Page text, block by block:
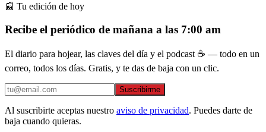
📰 Tu edición de hoy
Recibe el periódico de mañana a las 7:00 am
El diario para hojear, las claves del día y el podcast ☕ — todo en un
correo, todos los días. Gratis, y te das de baja con un clic.
Suscribirme
Al suscribirte aceptas nuestro aviso de privacidad. Puedes darte de
baja cuando quieras.